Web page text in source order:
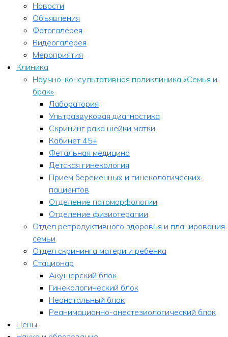
Новости
Объявления
Фотогалерея
Видеогалерея
Мероприятия
Клиника
Научно-консультативная поликлиника «Семья и
брак»
Лаборатория
Ультразвуковая диагностика
Скрининг рака шейки матки
Кабинет 45+
Фетальная медицина
Детская гинекология
Прием беременных и гинекологических
пациентов
Отделение патоморфологии
Отделение физиотерапии
Отдел репродуктивного здоровья и планирования
семьи
Отдел скрининга матери и ребенка
Стационар
Акушерский блок
Гинекологический блок
Неонатальный блок
Реанимационно-анестезиологический блок
Цены